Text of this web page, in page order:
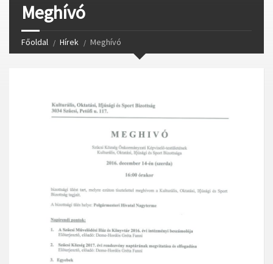
Meghívó
Főoldal Hírek Meghívó